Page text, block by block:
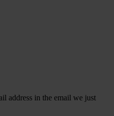
address in the email we just